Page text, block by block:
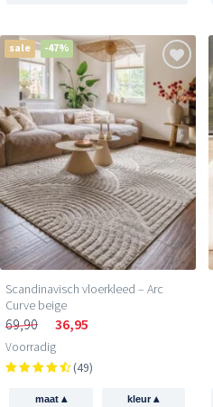
sale -47%
Scandinavisch vloerkleed – Arc
Curve beige
69,90 36,95
Voorradig
(49)
maat ▴ kleur▴